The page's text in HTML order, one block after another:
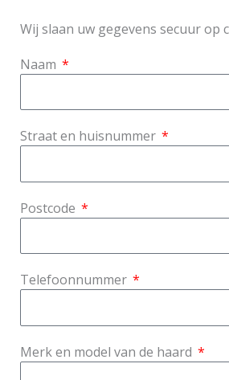
Wij slaan uw gegevens secuur op
Naam
Straat en huisnummer
Postcode
Telefoonnummer
Merk en model van de haard